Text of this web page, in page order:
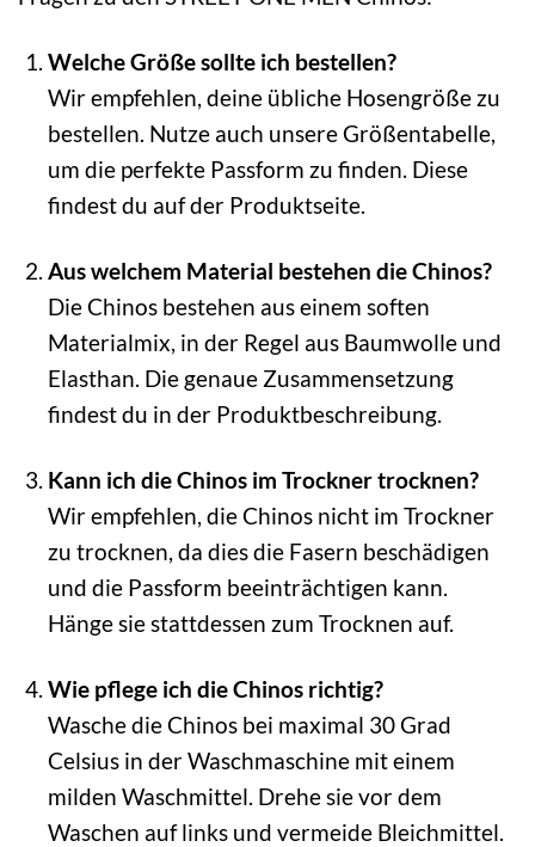
Welche Größe sollte ich bestellen?
Wir empfehlen, deine übliche Hosengröße zu
bestellen. Nutze auch unsere Größentabelle,
um die perfekte Passform zu finden. Diese
findest du auf der Produktseite.
Aus welchem Material bestehen die Chinos?
Die Chinos bestehen aus einem soften
Materialmix, in der Regel aus Baumwolle und
Elasthan. Die genaue Zusammensetzung
findest du in der Produktbeschreibung.
Kann ich die Chinos im Trockner trocknen?
Wir empfehlen, die Chinos nicht im Trockner
zu trocknen, da dies die Fasern beschädigen
und die Passform beeinträchtigen kann.
Hänge sie stattdessen zum Trocknen auf.
Wie pflege ich die Chinos richtig?
Wasche die Chinos bei maximal 30 Grad
Celsius in der Waschmaschine mit einem
milden Waschmittel. Drehe sie vor dem
Waschen auf links und vermeide Bleichmittel.